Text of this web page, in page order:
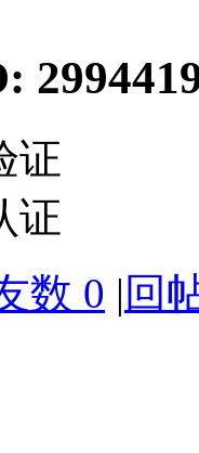
证
证
数 0 | 回